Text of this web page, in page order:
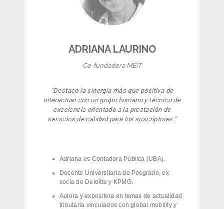
ADRIANA LAURINO
Co-fundadora MEIT
"Destaco la sinergia más que positiva de
interactuar con un grupo humano y técnico de
excelencia orientado a la prestación de
servicios de calidad para los suscriptores. "
Adriana es Contadora Pública (UBA).
Docente Universitaria de Posgrado, ex
socia de Deloitte y KPMG.
Autora y expositora en temas de actualidad
tributaria vinculados con global mobility y